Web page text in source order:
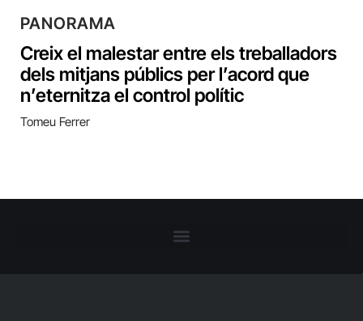
PANORAMA
Creix el malestar entre els treballadors
dels mitjans públics per l’acord que
n’eternitza el control polític
Tomeu Ferrer